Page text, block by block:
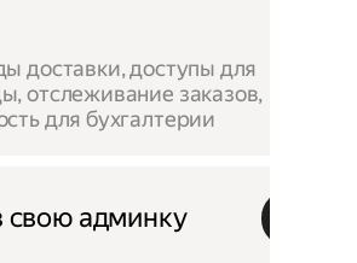
доставки, доступы для
отслеживание заказов,
для бухгалтерии
свою админку